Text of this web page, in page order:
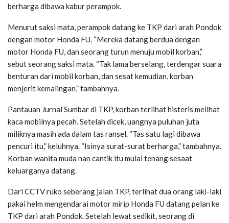
berharga dibawa kabur perampok.
Menurut saksi mata, perampok datang ke TKP dari arah Pondok
dengan motor Honda FU. “Mereka datang berdua dengan
motor Honda FU, dan seorang turun menuju mobil korban,”
sebut seorang saksi mata. “Tak lama berselang, terdengar suara
benturan dari mobil korban, dan sesat kemudian, korban
menjerit kemalingan,” tambahnya.
Pantauan Jurnal Sumbar di TKP, korban terlihat histeris melihat
kaca mobilnya pecah. Setelah dicek, uangnya puluhan juta
miliknya masih ada dalam tas ransel. “Tas satu lagi dibawa
pencuri itu,” keluhnya. “Isinya surat-surat berharga,” tambahnya.
Korban wanita muda nan cantik itu mulai tenang sesaat
keluarganya datang.
Dari CCTV ruko seberang jalan TKP, terlihat dua orang laki-laki
pakai helm mengendarai motor mirip Honda FU datang pelan ke
TKP dari arah Pondok. Setelah lewat sedikit, seorang di